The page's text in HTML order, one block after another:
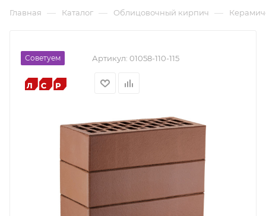
Главная — Каталог — Облицовочный кирпич —
Советуем Артикул: 01058-110-115